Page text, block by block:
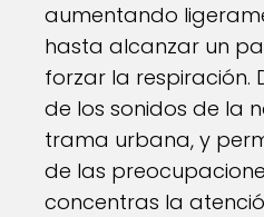
aumentando
hasta alcanzar un
forzar la respiración.
de los sonidos de la
trama urbana, y
de las
concentras la